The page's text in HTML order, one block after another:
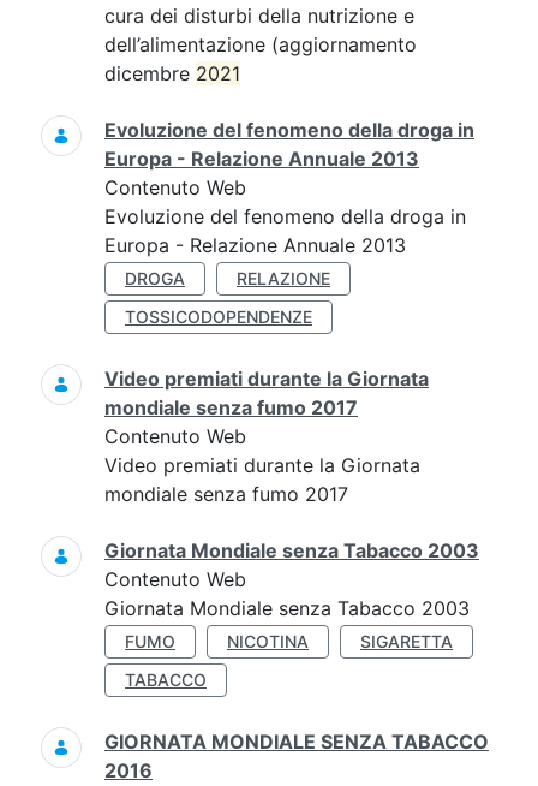
cura dei disturbi della nutrizione e
dell’alimentazione (aggiornamento
dicembre 2021
Evoluzione del fenomeno della droga in
Europa - Relazione Annuale 2013
Contenuto Web
Evoluzione del fenomeno della droga in
Europa - Relazione Annuale 2013
DROGA
RELAZIONE
TOSSICODOPENDENZE
Video premiati durante la Giornata
mondiale senza fumo 2017
Contenuto Web
Video premiati durante la Giornata
mondiale senza fumo 2017
Giornata Mondiale senza Tabacco 2003
Contenuto Web
Giornata Mondiale senza Tabacco 2003
FUMO NICOTINA
SIGARETTA
TABACCO
GIORNATA MONDIALE SENZA TABACCO
2016